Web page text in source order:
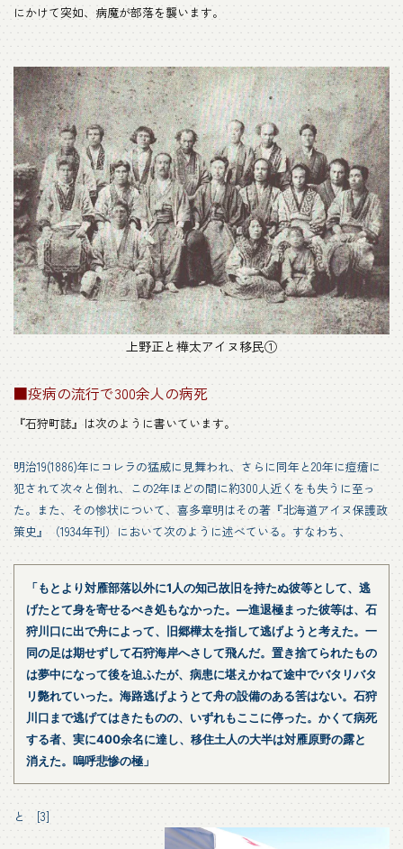
にかけて突如、病魔が部落を襲います。
上野正と樺太アイヌ移民①
■疫病の流行で300余人の病死
『石狩町誌』は次のように書いています。
明治19(1886)年にコレラの猛威に見舞われ、さらに同年と20年に痘瘡に
犯されて次々と倒れ、この2年ほどの間に約300人近くをも失うに至っ
た。また、その惨状について、喜多章明はその著『北海道アイヌ保護政
策史』（1934年刊）において次のように述べている。すなわち、
「もとより対雁部落以外に1人の知己故旧を持たぬ彼等として、逃
げたとて身を寄せるべき処もなかった。―進退極まった彼等は、石
狩川口に出で舟によって、旧郷樺太を指して逃げようと考えた。一
同の足は期せずして石狩海岸へさして飛んだ。置き捨てられたもの
は夢中になって後を迫ふたが、病患に堪えかねて途中でバタリバタ
リ斃れていった。海路逃げようとて舟の設備のある筈はない。石狩
川口まで逃げてはきたものの、いずれもここに停った。かくて病死
する者、実に400余名に達し、移住土人の大半は対雁原野の露と
消えた。嗚呼悲惨の極」
と [3]